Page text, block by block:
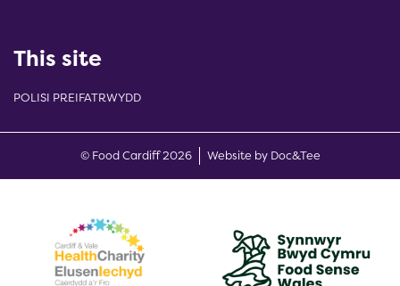
This site
POLISI PREIFATRWYDD
© Food Cardiff 2026 Website by Doc&Tee(opens new